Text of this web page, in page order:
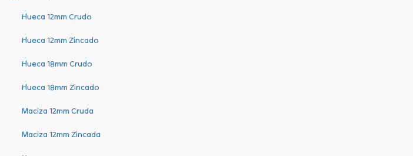
Hueca 12mm Crudo
Hueca 12mm Zincado
Hueca 18mm Crudo
Hueca 18mm Zincado
Maciza 12mm Cruda
Maciza 12mm Zincada